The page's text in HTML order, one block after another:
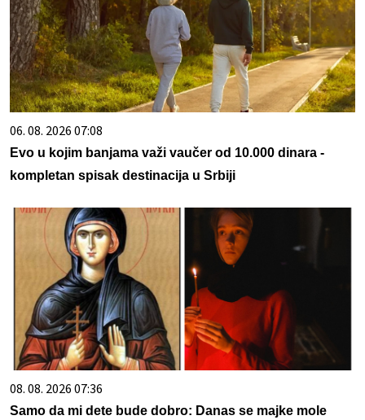
06. 08. 2026 07:08
Evo u kojim banjama važi vaučer od 10.000 dinara -
kompletan spisak destinacija u Srbiji
08. 08. 2026 07:36
Samo da mi dete bude dobro: Danas se majke mole